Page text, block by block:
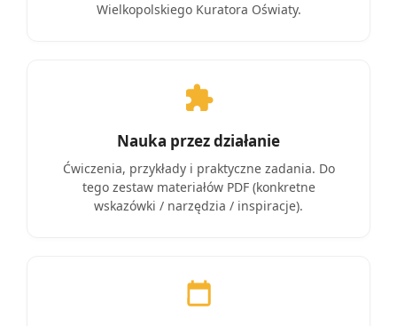
Wielkopolskiego Kuratora Oświaty.
Nauka przez działanie
Ćwiczenia, przykłady i praktyczne zadania. Do
tego zestaw materiałów PDF (konkretne
wskazówki / narzędzia / inspiracje).